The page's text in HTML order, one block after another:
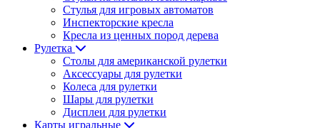
Стулья для игровых автоматов
Инспекторские кресла
Кресла из ценных пород дерева
Рулетка
Столы для американской рулетки
Аксессуары для рулетки
Колеса для рулетки
Шары для рулетки
Дисплеи для рулетки
Карты игральные